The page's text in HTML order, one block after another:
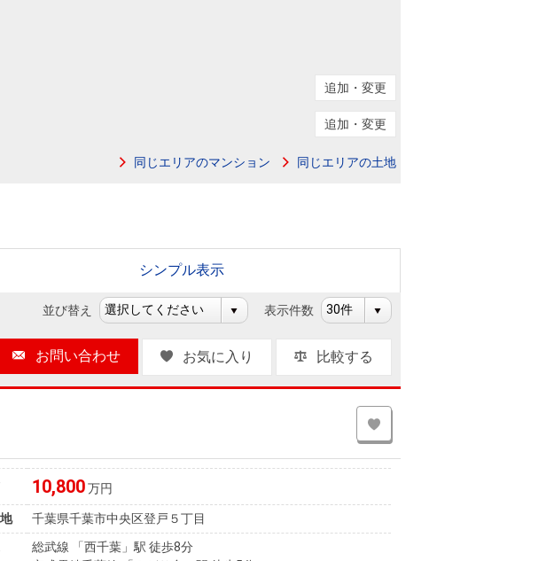
住まい1プラス（お役立ちコラム）
住まい1プラス（お役立ちコラム）
追加・変更
追加・変更
同じエリアのマンション 同じエリアの土地
シンプル表示
並び替え 表示件数
お問い合わせ お気に入り 比較する
10,800万円
千葉県千葉市中央区登戸５丁目
総武線 「西千葉」駅 徒歩8分